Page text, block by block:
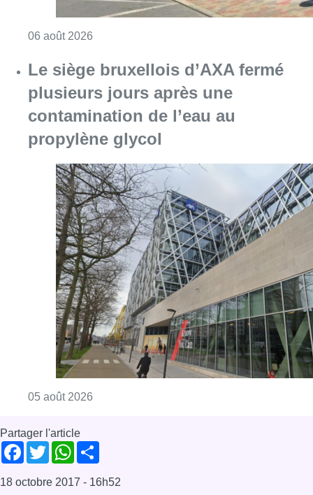
05 août 2026Consulter l'article "Le siège bruxellois
Partager l'article
Facebook
TwitterWhatsApp
Share
18 octobre 2017- 16h52
Emploi
FGTB
Intérim
syndicat
News
Offres d’emploi